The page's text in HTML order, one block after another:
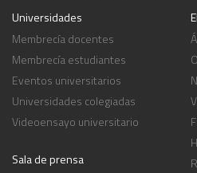
Universidades
Membrecía docentes
Membrecía estudiantes
Eventos universitarios
Universidades colegiadas
Videoensayo universitario
Sala de prensa